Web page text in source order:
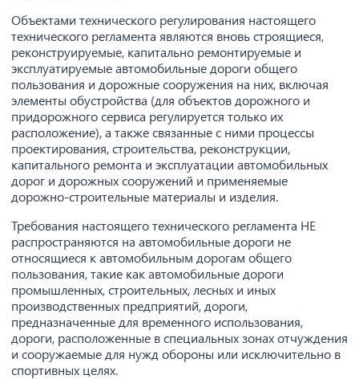
Объектами технического регулирования настоящего
технического регламента являются вновь строящиеся,
реконструируемые, капитально ремонтируемые и
эксплуатируемые автомобильные дороги общего
пользования и дорожные сооружения на них, включая
элементы обустройства (для объектов дорожного и
придорожного сервиса регулируется только их
расположение), а также связанные с ними процессы
проектирования, строительства, реконструкции,
капитального ремонта и эксплуатации автомобильных
дорог и дорожных сооружений и применяемые
дорожно-строительные материалы и изделия.
Требования настоящего технического регламента НЕ
распространяются на автомобильные дороги не
относящиеся к автомобильным дорогам общего
пользования, такие как автомобильные дороги
промышленных, строительных, лесных и иных
производственных предприятий, дороги,
предназначенные для временного использования,
дороги, расположенные в специальных зонах отчуждения
и сооружаемые для нужд обороны или исключительно в
спортивных целях.